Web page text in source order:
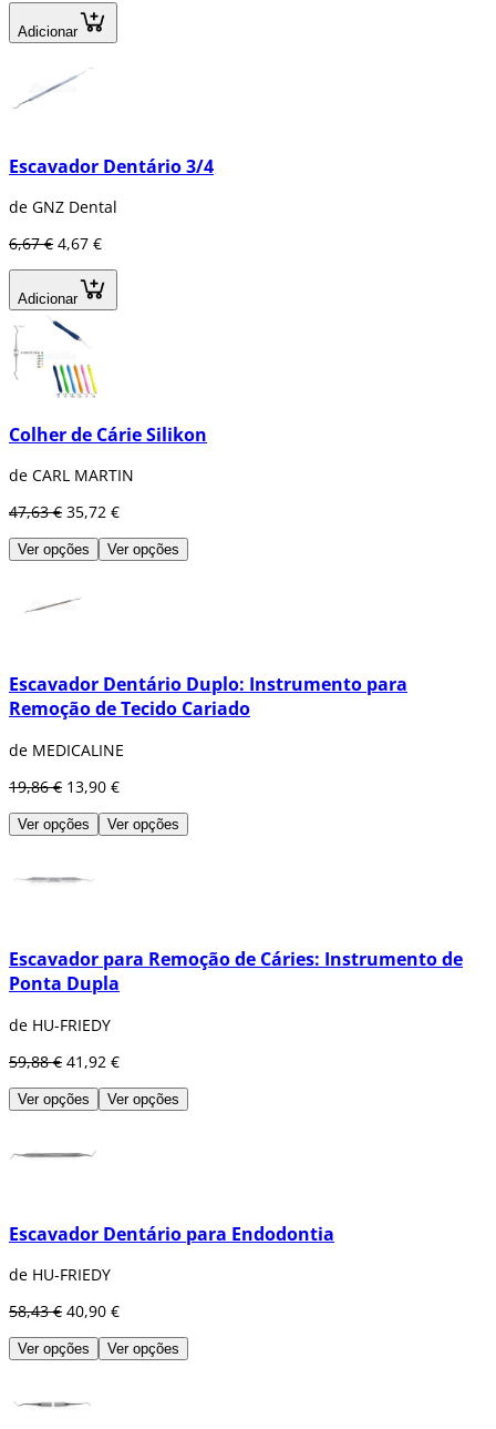
Adicionar
Escavador Dentário 3/4
de GNZ Dental
6,67 € 4,67 €
Adicionar
Colher de Cárie Silikon
de CARL MARTIN
47,63 € 35,72 €
Ver opções Ver opções
Escavador Dentário Duplo: Instrumento para
Remoção de Tecido Cariado
de MEDICALINE
19,86 € 13,90 €
Ver opções Ver opções
Escavador para Remoção de Cáries: Instrumento de
Ponta Dupla
de HU-FRIEDY
59,88 € 41,92 €
Ver opções Ver opções
Escavador Dentário para Endodontia
de HU-FRIEDY
58,43 € 40,90 €
Ver opções Ver opções